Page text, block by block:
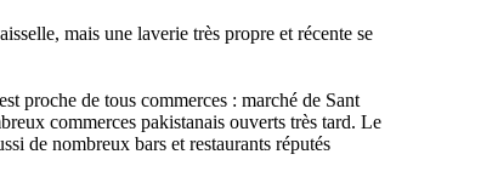
mais une laverie très propre et récente se
proche de tous commerces : marché de Sant
commerces pakistanais ouverts très tard. Le
de nombreux bars et restaurants réputés